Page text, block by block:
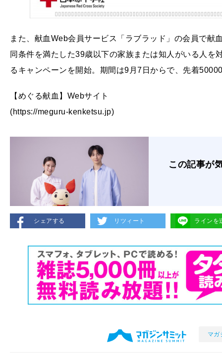
また、献血Web会員サービス「ラブラッド」の会員で献
同条件を満たした39歳以下の家族または知人がいる人を
るキャンペーンを開始。期間は9月7日からで、先着
【めぐる献血】Webサイト
(https://meguru-kenketsu.jp)
この記事が
シェアする リツィート ラインを
マガ